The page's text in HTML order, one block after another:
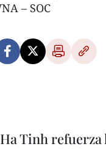
– SOC
Tinh